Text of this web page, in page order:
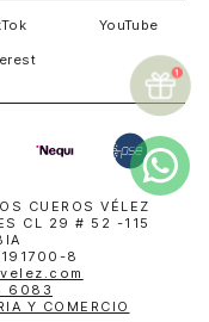
YouTube
CUEROS VÉLEZ
CL 29 # 52 -115
8
6083
Y COMERCIO